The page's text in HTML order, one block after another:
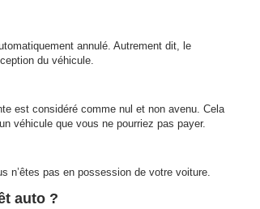
annulé. Autrement dit, le
du véhicule.
est considéré comme nul et non avenu. Cela
véhicule que vous ne pourriez pas payer.
n’êtes pas en possession de votre voiture.
auto ?